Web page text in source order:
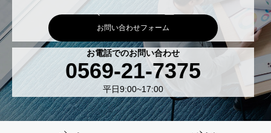
お問い合わせフォーム
お電話でのお問い合わせ
0569-21-7375
平日9:00~17:00